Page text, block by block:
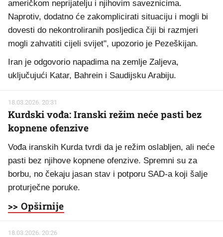
američkom neprijatelju i njihovim saveznicima.
Naprotiv, dodatno će zakomplicirati situaciju i mogli bi
dovesti do nekontroliranih posljedica čiji bi razmjeri
mogli zahvatiti cijeli svijet", upozorio je Pezeškijan.
Iran je odgovorio napadima na zemlje Zaljeva,
uključujući Katar, Bahrein i Saudijsku Arabiju.
18.03.2026. 20:31
Kurdski vođa: Iranski režim neće pasti bez
kopnene ofenzive
Vođa iranskih Kurda tvrdi da je režim oslabljen, ali neće
pasti bez njihove kopnene ofenzive. Spremni su za
borbu, no čekaju jasan stav i potporu SAD-a koji šalje
proturječne poruke.
>> Opširnije
18.03.2026. 20:26